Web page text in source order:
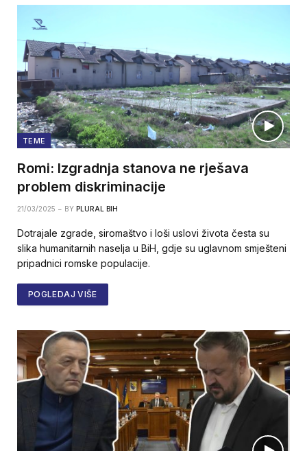
TEME
Romi: Izgradnja stanova ne rješava
problem diskriminacije
21/03/2025 BY PLURAL BIH
Dotrajale zgrade, siromaštvo i loši uslovi života česta su
slika humanitarnih naselja u BiH, gdje su uglavnom smješteni
pripadnici romske populacije.
POGLEDAJ VIŠE